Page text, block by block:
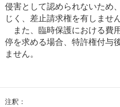
侵害として認められないため
じく、差止請求権を有しません
また、臨時保護における費
停を求める場合、特許権付与
ません。
注釈：